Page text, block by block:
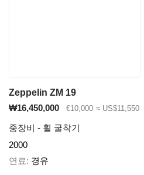
Zeppelin ZM 19
₩16,450,000
€10,000 ≈ US$11,550
중장비 - 휠 굴착기
2000
연료
경유